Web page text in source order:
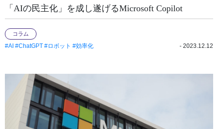
「AIの民主化」を成し遂げるMicrosoft Copilot
コラム
#AI #ChatGPT #ロボット #効率化 - 2023.12.12